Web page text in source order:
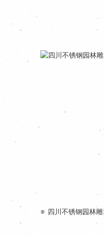
四川铜雕塑